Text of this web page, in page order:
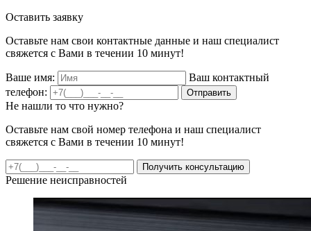
Оставить заявку
Оставьте нам свои контактные данные и наш специалист
свяжется с Вами в течении 10 минут!
Ваше имя:
Ваш контактный
телефон:
Отправить
Не нашли то что нужно?
Оставьте нам свой номер телефона и наш специалист
свяжется с Вами в течении 10 минут!
Получить консультацию
Решение неисправностей